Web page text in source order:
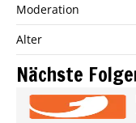
Moderation
Alter
Nächste